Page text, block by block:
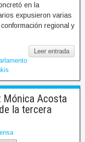
en la
expusieron varias
regional y
Leer entrada
Mónica Acosta
la tercera